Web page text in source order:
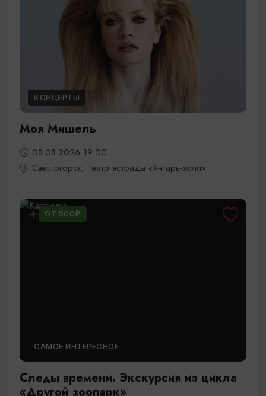
КОНЦЕРТЫ
Моя Мишель
08.08.2026 19:00
Светлогорск, Театр эстрады «Янтарь-холл»
ОТ 500₽
САМОЕ ИНТЕРЕСНОЕ
Следы времени. Экскурсия из цикла
«Другой зоопарк»